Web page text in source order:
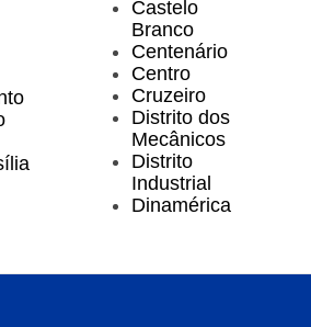
Castelo
Branco
Centenário
Centro
Cruzeiro
Distrito dos
Mecânicos
Distrito
Industrial
Dinamérica